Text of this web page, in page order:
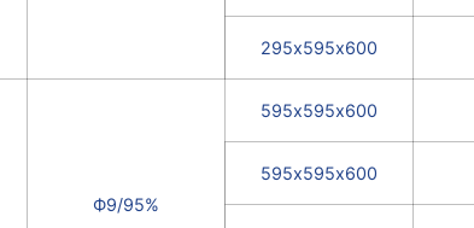
295х595х600
Ф9/95%
595х595х600
595х595х600